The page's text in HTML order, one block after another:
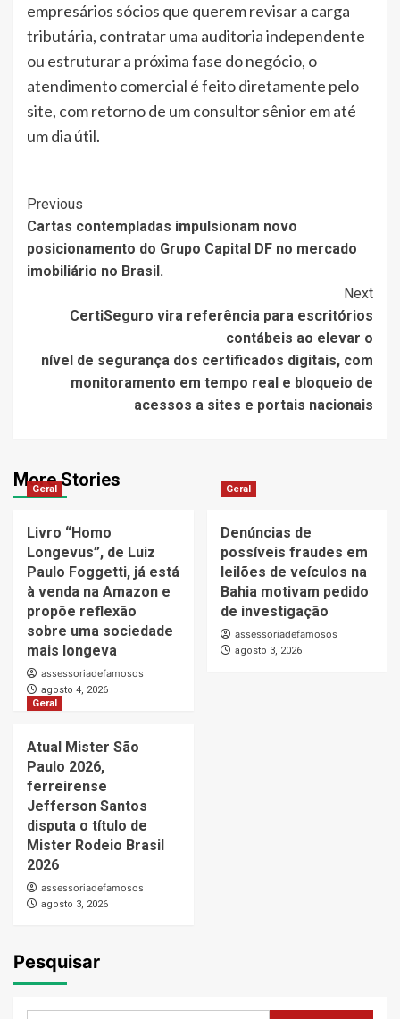
empresários sócios que querem revisar a carga
tributária, contratar uma auditoria independente
ou estruturar a próxima fase do negócio, o
atendimento comercial é feito diretamente pelo
site, com retorno de um consultor sênior em até
um dia útil.
Post
Navigation
Previous
Cartas contempladas impulsionam novo
posicionamento do Grupo Capital DF no mercado
imobiliário no Brasil.
Next
CertiSeguro vira referência para escritórios
contábeis ao elevar o
nível de segurança dos certificados digitais, com
monitoramento em tempo real e bloqueio de
acessos a sites e portais nacionais
More Stories
Geral
Livro “Homo
Longevus”, de Luiz
Paulo Foggetti, já está
à venda na Amazon e
propõe reflexão
sobre uma sociedade
mais longeva
assessoriadefamosos
agosto 4, 2026
Geral
Denúncias de
possíveis fraudes em
leilões de veículos na
Bahia motivam pedido
de investigação
assessoriadefamosos
agosto 3, 2026
Geral
Atual Mister São
Paulo 2026,
ferreirense
Jefferson Santos
disputa o título de
Mister Rodeio Brasil
2026
assessoriadefamosos
agosto 3, 2026
Pesquisar